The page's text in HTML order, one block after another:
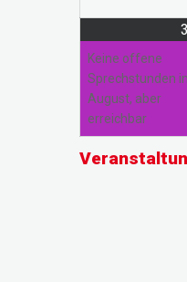
Keine offene
Sprechstunden
August, aber
erreichbar